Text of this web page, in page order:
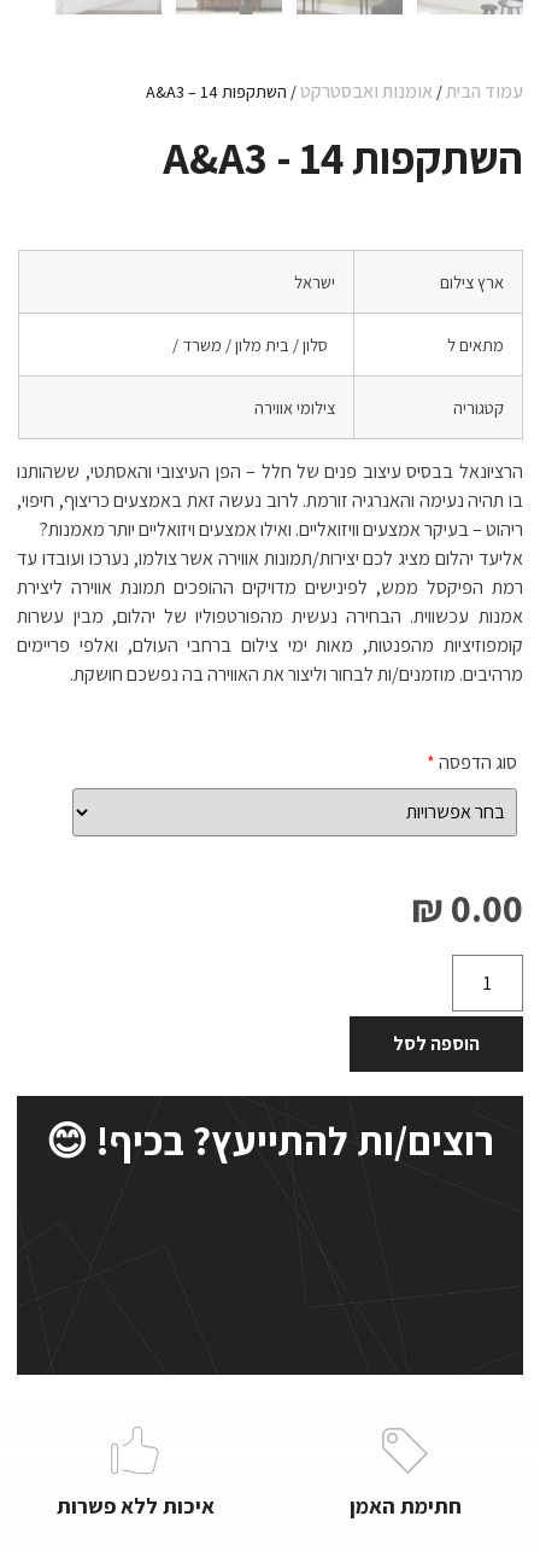
עמוד הבית/ אומנות ואבסטרקט/ השתקפות 14 – A&A3
השתקפות 14 - A&A3
ארץ צילום ישראל
מתאים ל סלון / בית מלון / משרד /
קטגוריה צילומי אווירה
הרציונאל בבסיס עיצוב פנים של חלל – הפן העיצובי והאסתטי, ששהותנו
בו תהיה נעימה והאנרגיה זורמת. לרוב נעשה זאת באמצעים כריצוף, חיפוי,
ריהוט – בעיקר אמצעים וויזואליים. ואילו אמצעים ויזואליים יותר מאמנות?
אליעד יהלום מציג לכם יצירות/תמונות אווירה אשר צולמו, נערכו ועובדו עד
רמת הפיקסל ממש, לפינישים מדויקים ההופכים תמונת אווירה ליצירת
אמנות עכשווית. הבחירה נעשית מהפורטפוליו של יהלום, מבין עשרות
קומפוזיציות מהפנטות, מאות ימי צילום ברחבי העולם, ואלפי פריימים
מרהיבים. מוזמנים/ות לבחור וליצור את האווירה בה נפשכם חושקת.
סוג הדפסה*
0.00 ₪
הוספה לסל
רוצים/ות להתייעץ? בכיף! 😊
חתימת האמן איכות ללא פשרות